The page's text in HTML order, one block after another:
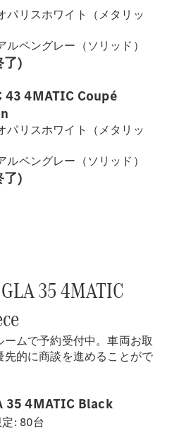
パリスホワイト（メタリッ
ルペングレー（ソリッド）
了)
43 4MATIC Coupé
パリスホワイト（メタリッ
ルペングレー（ソリッド）
了)
35 4MATIC
ムで予約受付中。車両お取
先的に商談を進めることがで
35 4MATIC Black
: 80台